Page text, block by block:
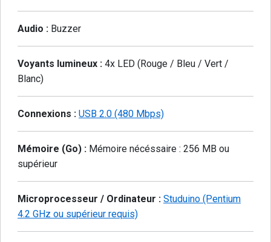
Audio : Buzzer
Voyants lumineux : 4x LED (Rouge / Bleu / Vert /
Blanc)
Connexions : USB 2.0 (480 Mbps)
Mémoire (Go) : Mémoire nécéssaire : 256 MB ou
supérieur
Microprocesseur / Ordinateur : Studuino (Pentium
4.2 GHz ou supérieur requis)